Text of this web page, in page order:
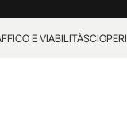
E VIABILITÀSCIOPERI